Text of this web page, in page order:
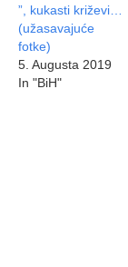
”, kukasti križevi…
(užasavajuće
fotke)
5. Augusta 2019
In "BiH"